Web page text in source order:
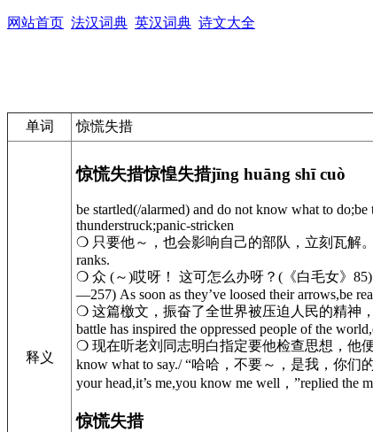
网站首页 法汉词典 英汉词典 诗文大全
单词 惊慌失措
释义
惊慌失措惊惶失措jīng huāng shī cuò
be startled(/alarmed) and do not know what to
thunderstruck;panic-stricken
❍ 只要他～，也会影响自己的部队，立刻瓦解。(
ranks.
❍ 众 (～)哎呀！ 这可怎么办呀？(《白毛女》85)
—257) As soon as they’ve loosed their arrows,be
❍ 这篇檄文，振奋了全世界被压迫人民的精神
battle has inspired the oppressed people of the
❍ 现在听老刘同志明白指定要他检查思想，他便
know what to say./ “哈哈，不要～，是我，你
your head,it’s me,you know me well，”replied the
惊慌失措